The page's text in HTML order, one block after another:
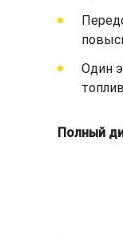
Один
Полный